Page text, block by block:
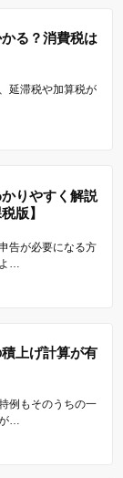
る？消費税は
延滞税や加算税が
りやすく解説
版】
告が必要になる方
…
上げ計算が有
例もそのうちの一
…